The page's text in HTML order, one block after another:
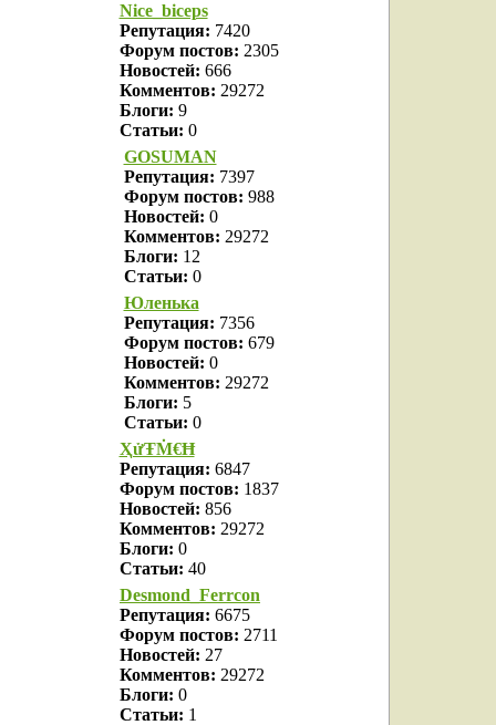
Nice_biceps
Репутация: 7420
Форум постов: 2305
Новостей: 666
Комментов: 29272
Блоги: 9
Статьи: 0
GOSUMAN
Репутация: 7397
Форум постов: 988
Новостей: 0
Комментов: 29272
Блоги: 12
Статьи: 0
Юленька
Репутация: 7356
Форум постов: 679
Новостей: 0
Комментов: 29272
Блоги: 5
Статьи: 0
ҲửŦṀ€Ħ
Репутация: 6847
Форум постов: 1837
Новостей: 856
Комментов: 29272
Блоги: 0
Статьи: 40
Desmond_Ferrcon
Репутация: 6675
Форум постов: 2711
Новостей: 27
Комментов: 29272
Блоги: 0
Статьи: 1